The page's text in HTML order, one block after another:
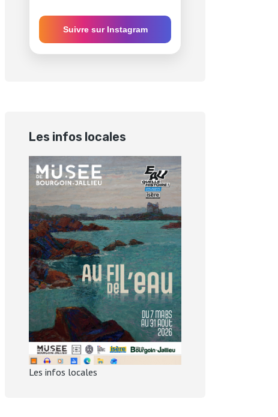
Suivre sur Instagram
Les infos locales
Les infos locales